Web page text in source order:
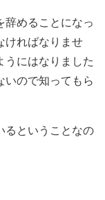
辞めることになっ
ければなりませ
うにはなりました
いので知ってもら
るということなの